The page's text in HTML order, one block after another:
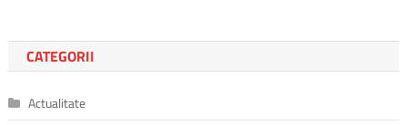
CATEGORII
Actualitate